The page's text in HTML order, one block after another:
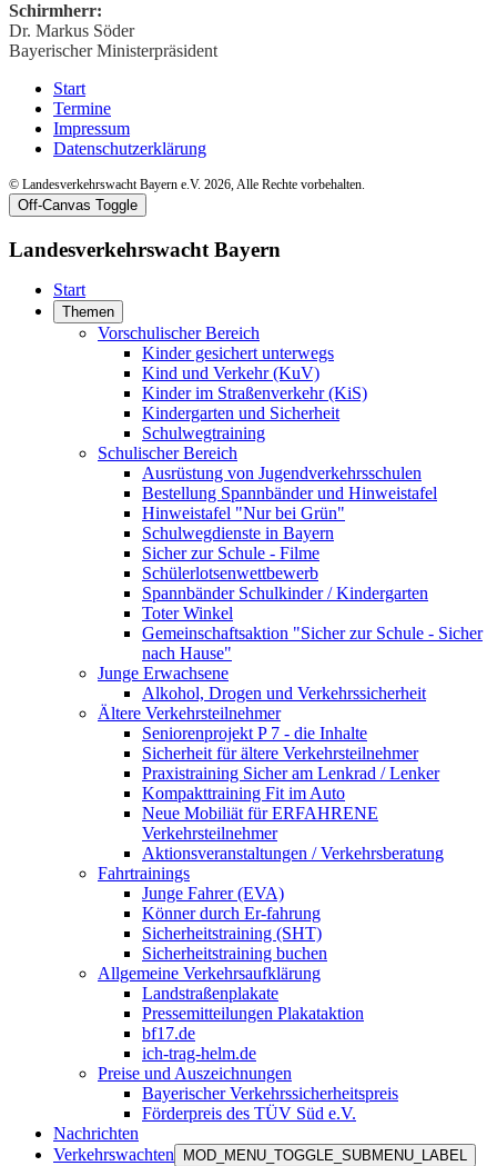
Schirmherr:
Dr. Markus Söder
Bayerischer Ministerpräsident
Start
Termine
Impressum
Datenschutzerklärung
© Landesverkehrswacht Bayern e.V. 2026, Alle Rechte vorbehalten.
Off-Canvas Toggle
Landesverkehrswacht Bayern
Start
Themen
Vorschulischer Bereich
Kinder gesichert unterwegs
Kind und Verkehr (KuV)
Kinder im Straßenverkehr (KiS)
Kindergarten und Sicherheit
Schulwegtraining
Schulischer Bereich
Ausrüstung von Jugendverkehrsschulen
Bestellung Spannbänder und Hinweistafel
Hinweistafel "Nur bei Grün"
Schulwegdienste in Bayern
Sicher zur Schule - Filme
Schülerlotsenwettbewerb
Spannbänder Schulkinder / Kindergarten
Toter Winkel
Gemeinschaftsaktion "Sicher zur Schule - Sicher
nach Hause"
Junge Erwachsene
Alkohol, Drogen und Verkehrssicherheit
Ältere Verkehrsteilnehmer
Seniorenprojekt P 7 - die Inhalte
Sicherheit für ältere Verkehrsteilnehmer
Praxistraining Sicher am Lenkrad / Lenker
Kompakttraining Fit im Auto
Neue Mobiliät für ERFAHRENE
Verkehrsteilnehmer
Aktionsveranstaltungen / Verkehrsberatung
Fahrtrainings
Junge Fahrer (EVA)
Könner durch Er-fahrung
Sicherheitstraining (SHT)
Sicherheitstraining buchen
Allgemeine Verkehrsaufklärung
Landstraßenplakate
Pressemitteilungen Plakataktion
bf17.de
ich-trag-helm.de
Preise und Auszeichnungen
Bayerischer Verkehrssicherheitspreis
Förderpreis des TÜV Süd e.V.
Nachrichten
Verkehrswachten
MOD_MENU_TOGGLE_SUBMENU_LABEL